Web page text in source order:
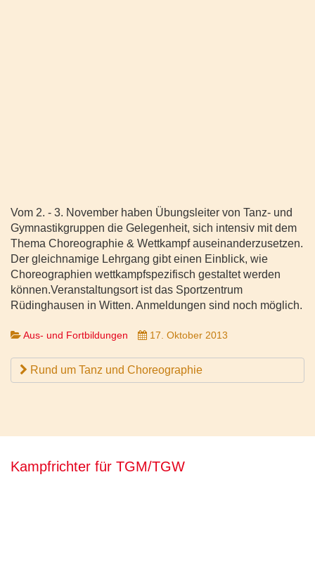
Vom 2. - 3. November haben Übungsleiter von Tanz- und
Gymnastikgruppen die Gelegenheit, sich intensiv mit dem
Thema Choreographie & Wettkampf auseinanderzusetzen.
Der gleichnamige Lehrgang gibt einen Einblick, wie
Choreographien wettkampfspezifisch gestaltet werden
können.Veranstaltungsort ist das Sportzentrum
Rüdinghausen in Witten. Anmeldungen sind noch möglich.
Aus- und Fortbildungen 17. Oktober 2013
Rund um Tanz und Choreographie
Kampfrichter für TGM/TGW